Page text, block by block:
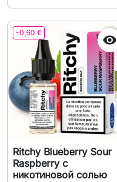
-0,60 € 
Ritchy Blueberry Sour
Raspberry с
никотиновой солью